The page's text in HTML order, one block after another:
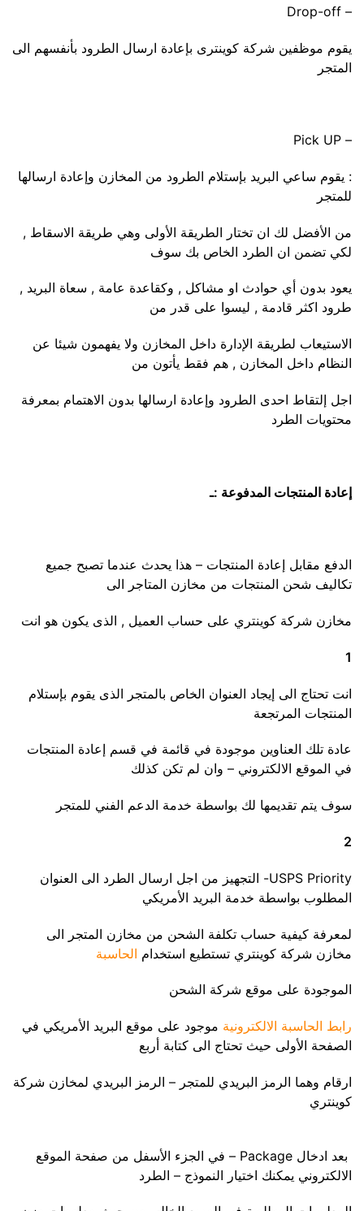
– Drop-off
يقوم موظفين شركة كوينترى بإعادة ارسال الطرود بأنفسهم الى
المتجر
– Pick UP
: يقوم ساعي البريد بإستلام الطرود من المخازن وإعادة ارسالها
للمتجر
من الأفضل لك ان تختار الطريقة الأولى وهي طريقة الاسقاط ,
لكي تضمن ان الطرد الخاص بك سوف
يعود بدون أي حوادث او مشاكل , وكقاعدة عامة , سعاة البريد ,
طرود اكثر قادمة , ليسوا على قدر من
الاستيعاب لطريقة الإدارة داخل المخازن ولا يفهمون شيئا عن
النظام داخل المخازن , هم فقط يأتون من
اجل إلتقاط احدى الطرود وإعادة ارسالها بدون الاهتمام بمعرفة
محتويات الطرد
إعادة المنتجات المدفوعة :ـ
الدفع مقابل إعادة المنتجات – هذا يحدث عندما تصبح جميع
تكاليف شحن المنتجات من مخازن المتاجر الى
مخازن شركة كوينتري على حساب العميل , الذى يكون هو انت
1
انت تحتاج الى إيجاد العنوان الخاص بالمتجر الذى يقوم بإستلام
المنتجات المرتجعة
عادة تلك العناوين موجودة في قائمة في قسم إعادة المنتجات
في الموقع الالكتروني – وان لم تكن كذلك
سوف يتم تقديمها لك بواسطة خدمة الدعم الفني للمتجر
2
USPS Priority- التجهيز من اجل ارسال الطرد الى العنوان
المطلوب بواسطة خدمة البريد الأمريكي
لمعرفة كيفية حساب تكلفة الشحن من مخازن المتجر الى
مخازن شركة كوينتري تستطيع استخدام الحاسبة
الموجودة على موقع شركة الشحن
رابط الحاسبة الالكترونية موجود على موقع البريد الأمريكي في
الصفحة الأولى حيث تحتاج الى كتابة أربع
ارقام وهما الرمز البريدي للمتجر – الرمز البريدي لمخازن شركة
كوينتري
بعد ادخال Package – في الجزء الأسفل من صفحة الموقع
الالكتروني يمكنك اختيار النموذج – الطرد